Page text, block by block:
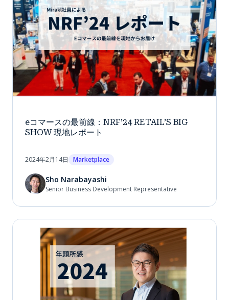
eコマースの最前線：NRF’24 RETAIL’S BIG
SHOW 現地レポート
2024年2月14日 Marketplace
Sho Narabayashi
Senior Business Development Representative